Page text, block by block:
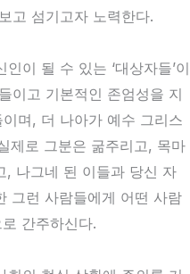
고 섬기고자 노력한다.
이 될 수 있는 ‘대상자들’이
이고 기본적인 존엄성을 지
며, 더 나아가 예수 그리스
제로 그분은 굶주리고, 목마
, 나그네 된 이들과 당신 자
그런 사람들에게 어떤 사람
간주하신다.